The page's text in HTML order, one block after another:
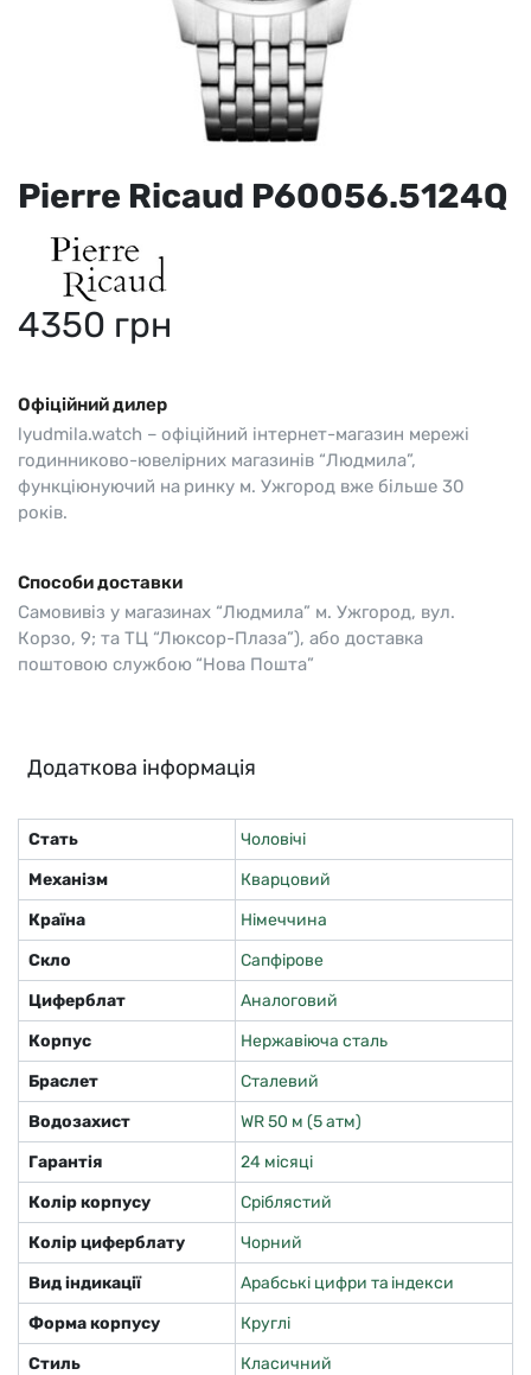
Pierre Ricaud P60056.5124Q
4350 грн
Офіційний дилер
lyudmila.watch – офіційний інтернет-магазин мережі
годинниково-ювелірних магазинів “Людмила”,
функціюнуючий на ринку м. Ужгород вже більше 30
років.
Способи доставки
Самовивіз у магазинах “Людмила” м. Ужгород, вул.
Корзо, 9; та ТЦ “Люксор-Плаза”), або доставка
поштовою службою “Нова Пошта”
Додаткова інформація
Стать
Чоловічі
Механізм
Кварцовий
Країна
Німеччина
Скло
Сапфірове
Циферблат
Аналоговий
Корпус
Нержавіюча сталь
Браслет
Сталевий
Водозахист
WR 50 м (5 атм)
Гарантія
24 місяці
Колір корпусу
Сріблястий
Колір циферблату
Чорний
Вид індикації
Арабські цифри та індекси
Форма корпусу
Круглі
Стиль
Класичний